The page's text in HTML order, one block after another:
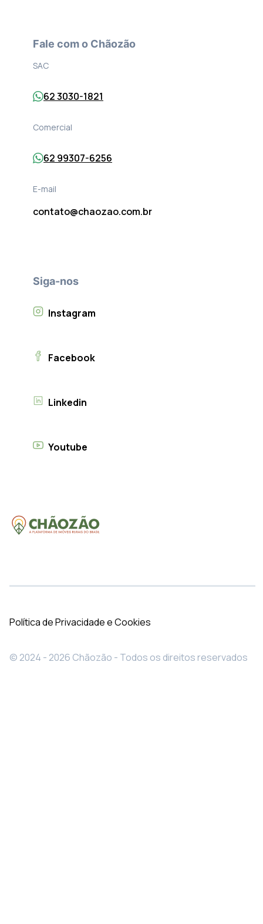
Fale com o Chãozão
SAC
62 3030-1821
Comercial
62 99307-6256
E-mail
contato@chaozao.com.br
Siga-nos
Instagram
Facebook
Linkedin
Youtube
Política de Privacidade e Cookies
© 2024 - 2026 Chãozão - Todos os direitos reservados